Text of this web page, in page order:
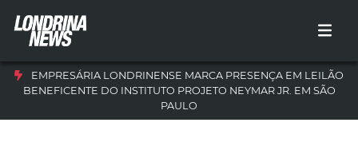
EMPRESÁRIA LONDRINENSE MARCA PRESENÇA EM LEILÃO
BENEFICENTE DO INSTITUTO PROJETO NEYMAR JR. EM SÃO
PAULO